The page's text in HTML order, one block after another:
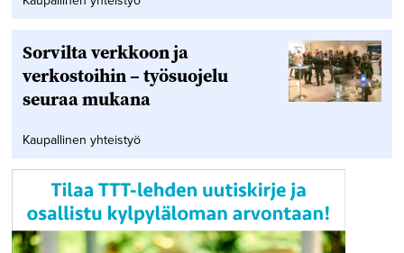
Sorvilta verkkoon ja
verkostoihin – työsuojelu
seuraa mukana
Kaupallinen yhteistyö